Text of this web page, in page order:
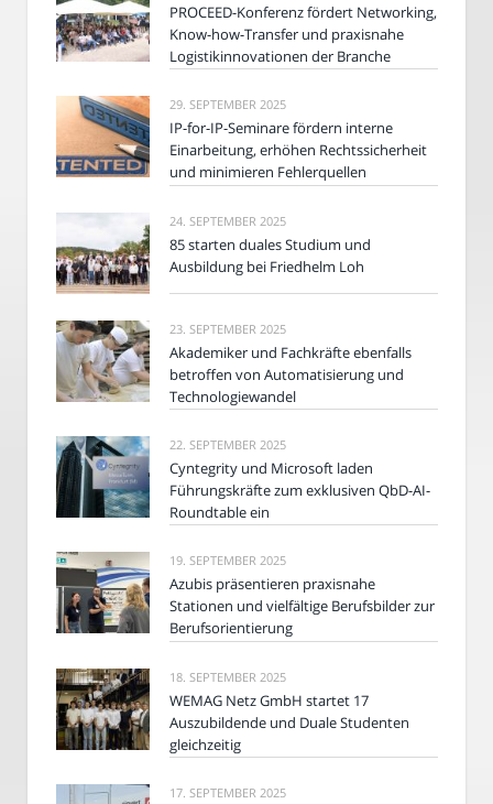
PROCEED-Konferenz fördert Networking,
Know-how-Transfer und praxisnahe
Logistikinnovationen der Branche
29. SEPTEMBER 2025
IP-for-IP-Seminare fördern interne
Einarbeitung, erhöhen Rechtssicherheit
und minimieren Fehlerquellen
24. SEPTEMBER 2025
85 starten duales Studium und
Ausbildung bei Friedhelm Loh
23. SEPTEMBER 2025
Akademiker und Fachkräfte ebenfalls
betroffen von Automatisierung und
Technologiewandel
22. SEPTEMBER 2025
Cyntegrity und Microsoft laden
Führungskräfte zum exklusiven QbD-AI-
Roundtable ein
19. SEPTEMBER 2025
Azubis präsentieren praxisnahe
Stationen und vielfältige Berufsbilder zur
Berufsorientierung
18. SEPTEMBER 2025
WEMAG Netz GmbH startet 17
Auszubildende und Duale Studenten
gleichzeitig
17. SEPTEMBER 2025